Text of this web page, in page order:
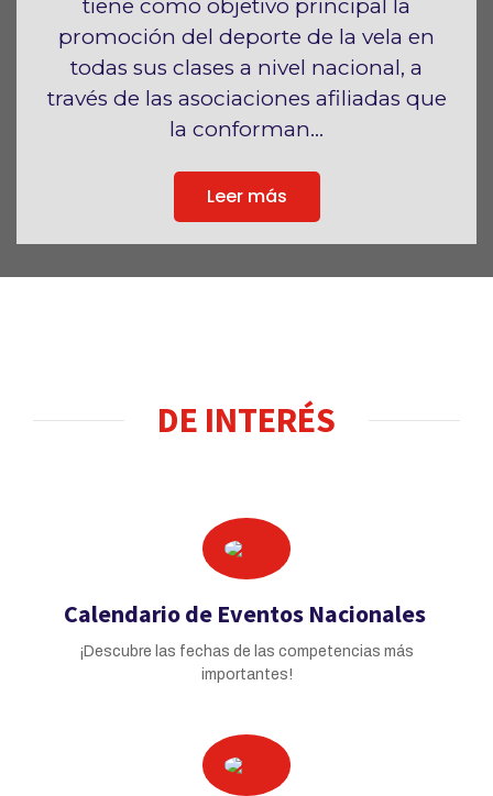
tiene como objetivo principal la
promoción del deporte de la vela en
todas sus clases a nivel nacional, a
través de las asociaciones afiliadas que
la conforman...
Leer más
DE INTERÉS
Calendario de Eventos Nacionales
¡Descubre las fechas de las competencias más
importantes!